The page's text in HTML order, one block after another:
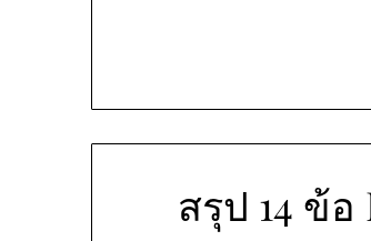
สรุป 14 ข้อ